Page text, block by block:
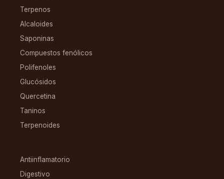
Terpenos
Alcaloides
Saponinas
Compuestos fenólicos
Polifenoles
Glucósidos
Quercetina
Taninos
Terpenoides
Antiinflamatorio
Digestivo